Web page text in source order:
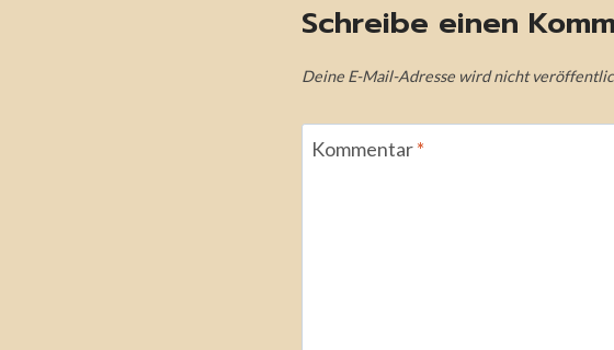
Schreibe einen
Deine E-Mail-Adresse wird nicht
Kommentar*